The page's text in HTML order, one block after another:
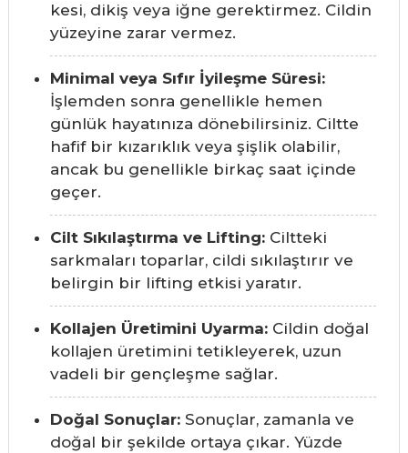
kesi, dikiş veya iğne gerektirmez. Cildin
yüzeyine zarar vermez.
Minimal veya Sıfır İyileşme Süresi:
İşlemden sonra genellikle hemen
günlük hayatınıza dönebilirsiniz. Ciltte
hafif bir kızarıklık veya şişlik olabilir,
ancak bu genellikle birkaç saat içinde
geçer.
Cilt Sıkılaştırma ve Lifting:Ciltteki
sarkmaları toparlar, cildi sıkılaştırır ve
belirgin bir lifting etkisi yaratır.
Kollajen Üretimini Uyarma:Cildin doğal
kollajen üretimini tetikleyerek, uzun
vadeli bir gençleşme sağlar.
Doğal Sonuçlar:Sonuçlar, zamanla ve
doğal bir şekilde ortaya çıkar. Yüzde